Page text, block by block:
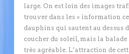
large. On est loin des images
trouver dans les « information
dauphins qui sautent au dessus
coucher du soleil, mais la balade
très agréable. L’attraction de